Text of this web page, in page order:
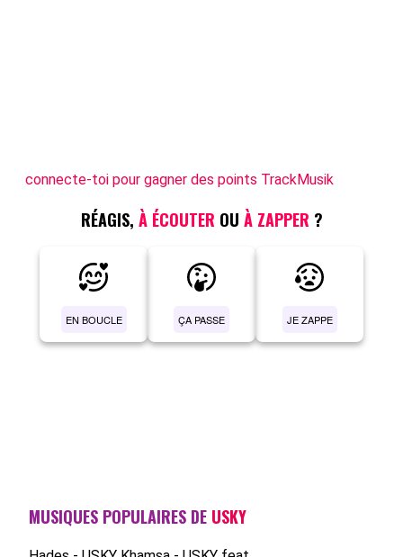
connecte-toi pour gagner des points TrackMusik
RÉAGIS, À ÉCOUTER OU À ZAPPER ?
EN BOUCLE ÇA PASSE JE ZAPPE
MUSIQUES POPULAIRES DE USKY